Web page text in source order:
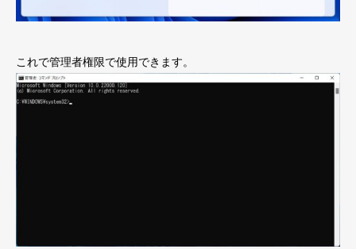
これで管理者権限で使用できます。